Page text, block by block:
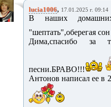
lucia1006, 17.01.2025 г. 09:14
В наших
"шептать",оберегая
Дима,спасибо за
песни.БРАВО!!!
Антонов написал ее в